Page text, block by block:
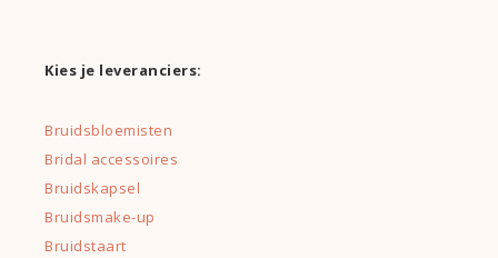
Kies je leveranciers:
Bruidsbloemisten
Bridal accessoires
Bruidskapsel
Bruidsmake-up
Bruidstaart